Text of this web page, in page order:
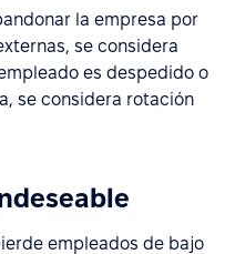
la empresa por
se considera
es despedido o
se considera rotación
empleados de bajo